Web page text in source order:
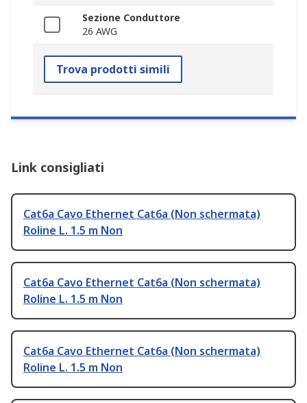
Sezione Conduttore
26 AWG
Trova prodotti simili
Link consigliati
Cat6a Cavo Ethernet Cat6a (Non schermata)
Roline L. 1.5 m Non
Cat6a Cavo Ethernet Cat6a (Non schermata)
Roline L. 1.5 m Non
Cat6a Cavo Ethernet Cat6a (Non schermata)
Roline L. 1.5 m Non